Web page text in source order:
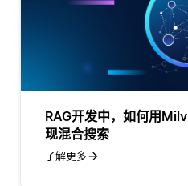
RAG开发中，如何用
现混合搜索
了解更多